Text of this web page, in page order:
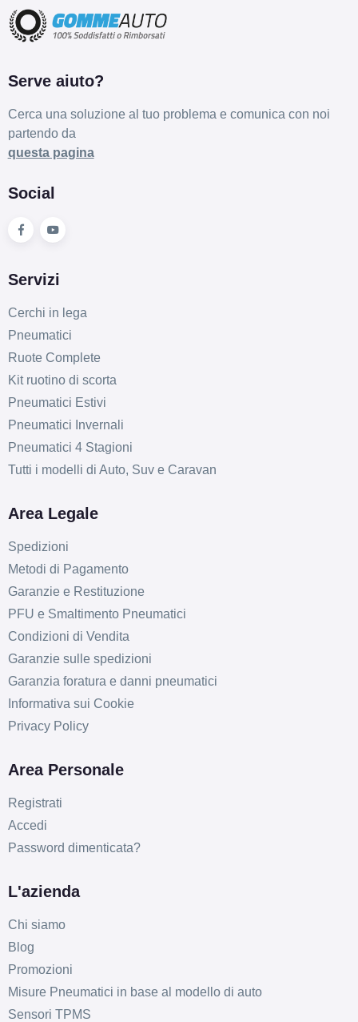
Serve aiuto?
Cerca una soluzione al tuo problema e comunica con noi
partendo da
questa pagina
Social
Servizi
Cerchi in lega
Pneumatici
Ruote Complete
Kit ruotino di scorta
Pneumatici Estivi
Pneumatici Invernali
Pneumatici 4 Stagioni
Tutti i modelli di Auto, Suv e Caravan
Area Legale
Spedizioni
Metodi di Pagamento
Garanzie e Restituzione
PFU e Smaltimento Pneumatici
Condizioni di Vendita
Garanzie sulle spedizioni
Garanzia foratura e danni pneumatici
Informativa sui Cookie
Privacy Policy
Area Personale
Registrati
Accedi
Password dimenticata?
L'azienda
Chi siamo
Blog
Promozioni
Misure Pneumatici in base al modello di auto
Sensori TPMS